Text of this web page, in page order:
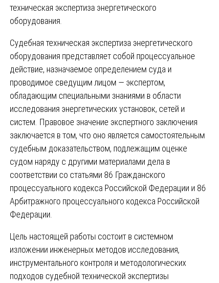
техническая экспертиза энергетического
оборудования.
Судебная техническая экспертиза энергетического
оборудования представляет собой процессуальное
действие, назначаемое определением суда и
проводимое сведущим лицом — экспертом,
обладающим специальными знаниями в области
исследования энергетических установок, сетей и
систем. Правовое значение экспертного заключения
заключается в том, что оно является самостоятельным
судебным доказательством, подлежащим оценке
судом наряду с другими материалами дела в
соответствии со статьями 86 Гражданского
процессуального кодекса Российской Федерации и 86
Арбитражного процессуального кодекса Российской
Федерации.
Цель настоящей работы состоит в системном
изложении инженерных методов исследования,
инструментального контроля и методологических
подходов судебной технической экспертизы